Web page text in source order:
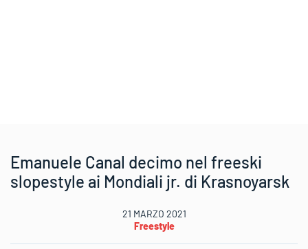
Emanuele Canal decimo nel freeski
slopestyle ai Mondiali jr. di Krasnoyarsk
21 MARZO 2021
Freestyle